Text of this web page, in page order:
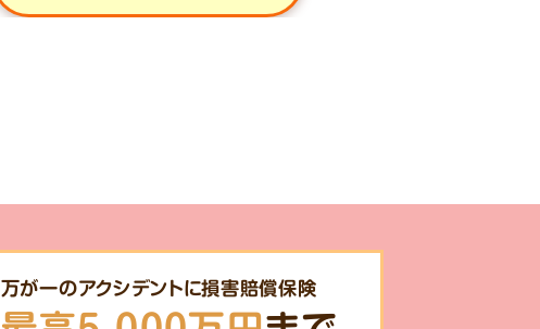
万が一のアクシデントに損害賠償保険